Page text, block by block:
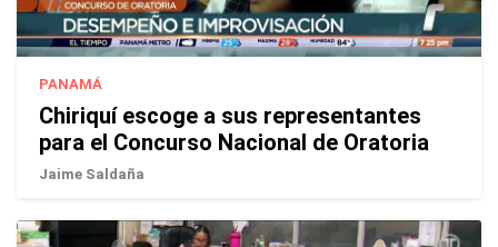
PANAMÁ
Chiriquí escoge a sus representantes
para el Concurso Nacional de Oratoria
Jaime Saldaña